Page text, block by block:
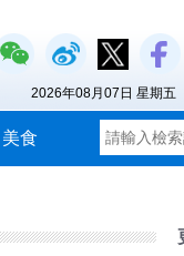
美食
2026年08月07日 星期五